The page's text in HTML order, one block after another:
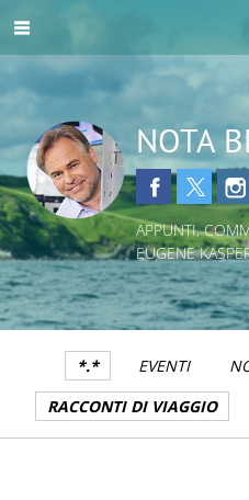
NOTA
APPUNTI,
EUGENE
*.* EVENTI
RACCONTI DI VIAGGIO